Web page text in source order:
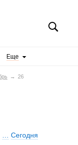
Еще
26
Сегодня